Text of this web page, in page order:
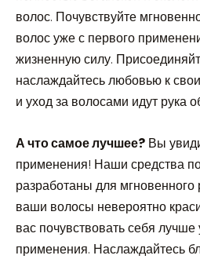
волос. Почувствуйте
волос уже с первого
жизненную силу.
наслаждайтесь любовью к
и уход за волосами идут рука
А что самое лучшее? Вы
применения! Наши средства
разработаны для мгновенного
ваши волосы невероятно
вас почувствовать себя
применения. Наслаждайтесь